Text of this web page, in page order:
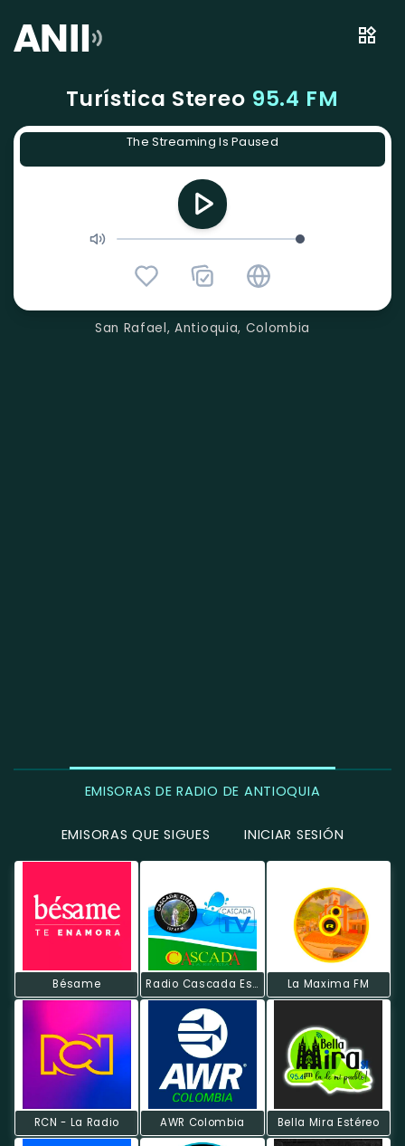
Turística Stereo 95.4 FM
The Streaming Is Paused
San Rafael, Antioquia, Colombia
EMISORAS DE RADIO DE ANTIOQUIA
EMISORAS QUE SIGUES INICIAR SESIÓN
Bésame Radio Cascada Estereo La Maxima FM
RCN - La Radio AWR Colombia Bella Mira Estéreo